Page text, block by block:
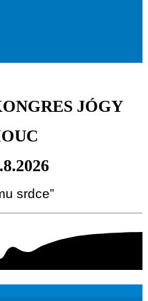
JÓGY
srdce”